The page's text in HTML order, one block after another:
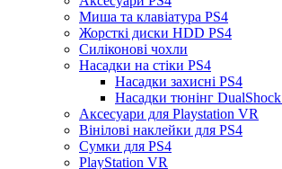
Миша та клавіатура PS4
Жорсткі диски HDD PS4
Силіконові чохли
Насадки на стіки PS4
Насадки захисні PS4
Насадки тюнінг
Аксесуари для Playstation VR
Вінілові наклейки для PS4
Сумки для PS4
PlayStation VR